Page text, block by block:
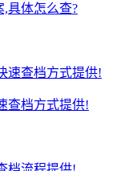
具体怎么查?
查档方式提供!